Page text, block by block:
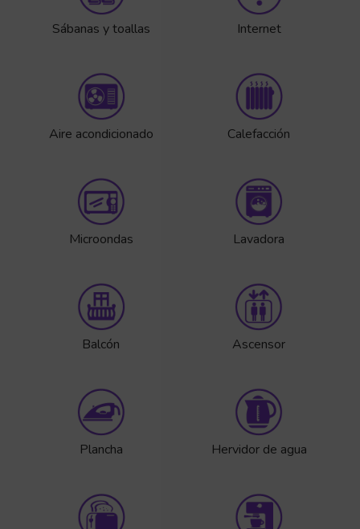
Sábanas y toallas Internet
Aire acondicionado Calefacción
Microondas Lavadora
Balcón Ascensor
Plancha Hervidor de agua